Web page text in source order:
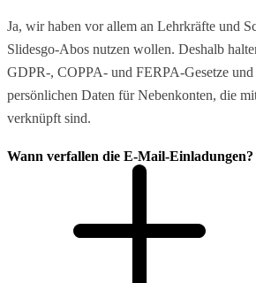
Ja, wir haben vor allem an Lehrkräfte und
Slidesgo-Abos nutzen wollen. Deshalb
GDPR-, COPPA- und FERPA-Gesetze und
persönlichen Daten für Nebenkonten, die
verknüpft sind.
Wann verfallen die E-Mail-Einladungen?